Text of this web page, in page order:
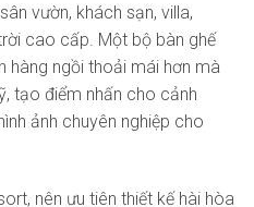
vườn, khách sạn, villa,
cao cấp. Một bộ bàn ghế
hàng ngồi thoải mái hơn mà
tạo điểm nhấn cho cảnh
ảnh chuyên nghiệp cho
nên ưu tiên thiết kế hài hòa